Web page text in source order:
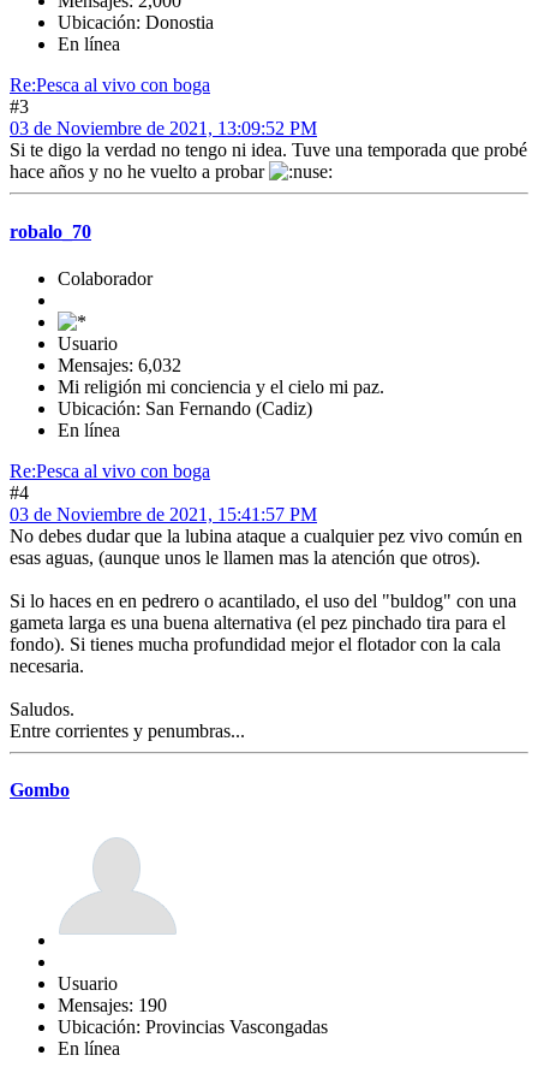
Ubicación: Donostia
En línea
Re:Pesca al vivo con boga
#3
03 de Noviembre de 2021, 13:09:52 PM
Si te digo la verdad no tengo ni idea. Tuve una temporada que probé
hace años y no he vuelto a probar
robalo_70
Colaborador
Usuario
Mensajes: 6,032
Mi religión mi conciencia y el cielo mi paz.
Ubicación: San Fernando (Cadiz)
En línea
Re:Pesca al vivo con boga
#4
03 de Noviembre de 2021, 15:41:57 PM
No debes dudar que la lubina ataque a cualquier pez vivo común en
esas aguas, (aunque unos le llamen mas la atención que otros).
Si lo haces en en pedrero o acantilado, el uso del "buldog" con una
gameta larga es una buena alternativa (el pez pinchado tira para el
fondo). Si tienes mucha profundidad mejor el flotador con la cala
necesaria.
Saludos.
Entre corrientes y penumbras...
Gombo
Usuario
Mensajes: 190
Ubicación: Provincias Vascongadas
En línea